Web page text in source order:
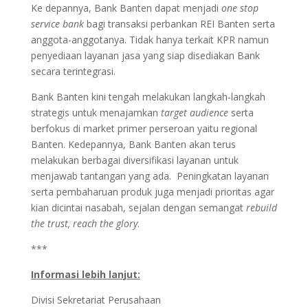
Ke depannya, Bank Banten dapat menjadi one stop
service bankbagi transaksi perbankan REI Banten serta
anggota-anggotanya. Tidak hanya terkait KPR namun
penyediaan layanan jasa yang siap disediakan Bank
secara terintegrasi.
Bank Banten kini tengah melakukan langkah-langkah
strategis untuk menajamkan target audienceserta
berfokus di market primer perseroan yaitu regional
Banten. Kedepannya, Bank Banten akan terus
melakukan berbagai diversifikasi layanan untuk
menjawab tantangan yang ada. Peningkatan layanan
serta pembaharuan produk juga menjadi prioritas agar
kian dicintai nasabah, sejalan dengan semangat rebuild
the trust, reach the glory.
***
Informasi lebih lanjut:
Divisi Sekretariat Perusahaan